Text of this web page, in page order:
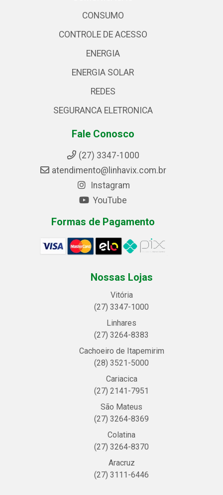
CONSUMO
CONTROLE DE ACESSO
ENERGIA
ENERGIA SOLAR
REDES
SEGURANCA ELETRONICA
Fale Conosco
(27) 3347-1000
atendimento@linhavix.com.br
Instagram
YouTube
Formas de Pagamento
Nossas Lojas
Vitória
(27) 3347-1000
Linhares
(27) 3264-8383
Cachoeiro de Itapemirim
(28) 3521-5000
Cariacica
(27) 2141-7951
São Mateus
(27) 3264-8369
Colatina
(27) 3264-8370
Aracruz
(27) 3111-6446